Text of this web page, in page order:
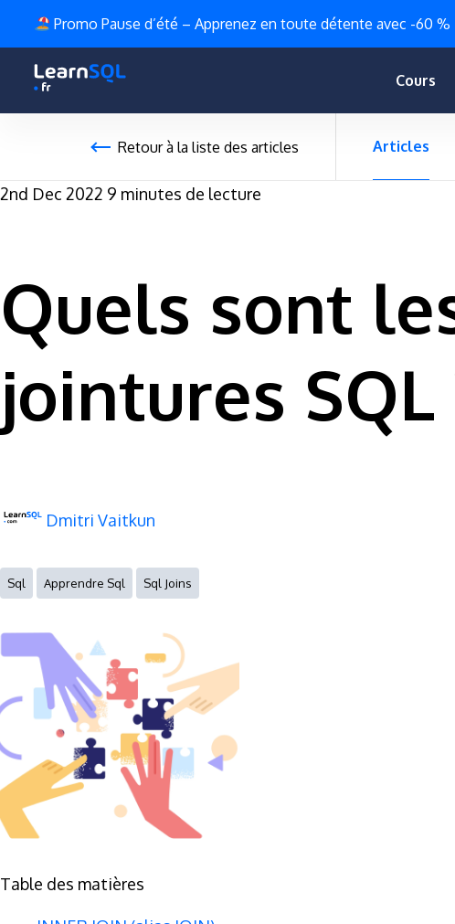
Promo Pause d’été – Apprenez en toute détente avec -60 %
Cours
Retour à la liste des articles Articles
2nd Dec 2022 9 minutes de lecture
Quels sont
jointures SQL
Dmitri Vaitkun
Sql Apprendre Sql Sql Joins
Table des matières